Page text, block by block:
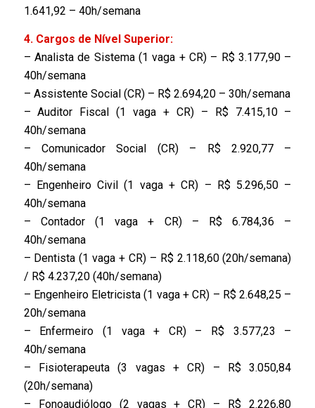
1.641,92 – 40h/semana
4. Cargos de Nível Superior:
– Analista de Sistema (1 vaga + CR) – R$ 3.177,90 –
40h/semana
– Assistente Social (CR) – R$ 2.694,20 – 30h/semana
– Auditor Fiscal (1 vaga + CR) – R$ 7.415,10 –
40h/semana
– Comunicador Social (CR) – R$ 2.920,77 –
40h/semana
– Engenheiro Civil (1 vaga + CR) – R$ 5.296,50 –
40h/semana
– Contador (1 vaga + CR) – R$ 6.784,36 –
40h/semana
– Dentista (1 vaga + CR) – R$ 2.118,60 (20h/semana)
/ R$ 4.237,20 (40h/semana)
– Engenheiro Eletricista (1 vaga + CR) – R$ 2.648,25 –
20h/semana
– Enfermeiro (1 vaga + CR) – R$ 3.577,23 –
40h/semana
– Fisioterapeuta (3 vagas + CR) – R$ 3.050,84
(20h/semana)
– Fonoaudiólogo (2 vagas + CR) – R$ 2.226,80